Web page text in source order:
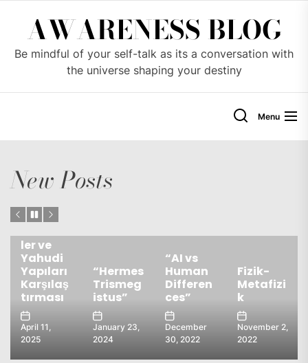
content
AWARENESS BLOG
Be mindful of your self-talk as its a conversation with
the universe shaping your destiny
Menu
New Posts
Türkiye’
deki
Cemaat
ler ve
Yahudi
Yapıları
Karşılaş
tırması
April 11,
2025
“Hermes
Trismeg
istus”
January 23,
2024
“AI vs
Human
Differen
ces”
December
30, 2022
Fizik-
Metafizi
k
November 2,
2022